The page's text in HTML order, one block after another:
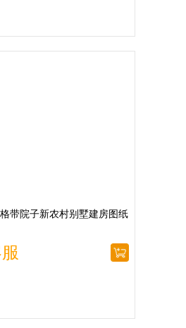
带院子新农村别墅建房图纸